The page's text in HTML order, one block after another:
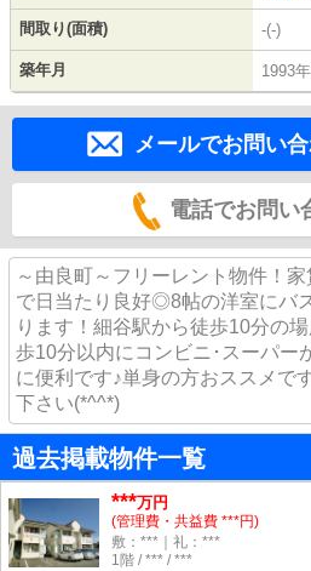
間取り(面積) -(-)
築年月 1993
メールでお問い
電話でお問い
～由良町～フリーレント物件！
で日当たり良好◎8帖の洋室にバ
ります！細谷駅から徒歩10分の
歩10分以内にコンビニ･スーパー
に便利です♪単身の方おススメで
下さい(*^^*)
過去掲載物件一覧
***万円
(管理費・共益費 ***円)
敷：***｜礼：***
1階 / *** / ***